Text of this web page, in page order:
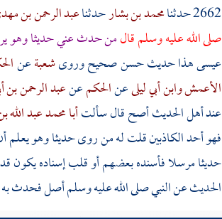
2662 حدثنا
محمد بن بشارحدثناعبد الرحمن بن
صلى الله عليه وسلم قالمن حدث عني حديثا وهو
عيسى هذا حديث حسن صحيح وروىشعبةعن
الأعمشوابن أبي ليلىعنالحكمعنعبد الرحمن بن
عند أهل الحديث أصح قال سألتأبا محمد عبد الله
فهو أحد الكاذبين قلت له من روى حديثا وهو يعلم
حديثا مرسلا فأسنده بعضهم أو قلب إسناده يكون
الحديث عن النبي صلى الله عليه وسلم أصل فحدث